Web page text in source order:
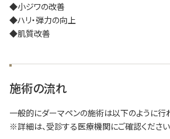
◆小ジワの改善
◆ハリ・弾力の向上
◆肌質改善
施術の流れ
一般的にダーマペンの施術は以下のように行
※詳細は、受診する医療機関にご確認ください